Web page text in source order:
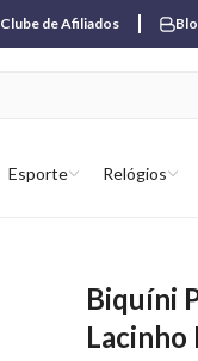
Clube de Afiliados
Esporte Relógios
Biquíni
Lacinho